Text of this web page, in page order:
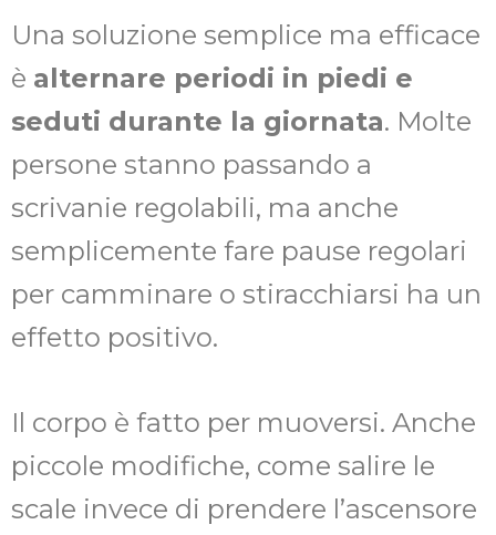
Una soluzione semplice ma efficace
è alternare periodi in piedi e
seduti durante la giornata. Molte
persone stanno passando a
scrivanie regolabili, ma anche
semplicemente fare pause regolari
per camminare o stiracchiarsi ha un
effetto positivo.
Il corpo è fatto per muoversi. Anche
piccole modifiche, come salire le
scale invece di prendere l’ascensore